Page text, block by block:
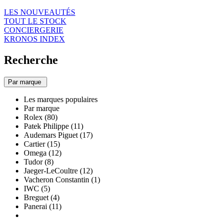
LES NOUVEAUTÉS
TOUT LE STOCK
CONCIERGERIE
KRONOS INDEX
Recherche
Par marque
Les marques populaires
Par marque
Rolex (80)
Patek Philippe (11)
Audemars Piguet (17)
Cartier (15)
Omega (12)
Tudor (8)
Jaeger-LeCoultre (12)
Vacheron Constantin (1)
IWC (5)
Breguet (4)
Panerai (11)